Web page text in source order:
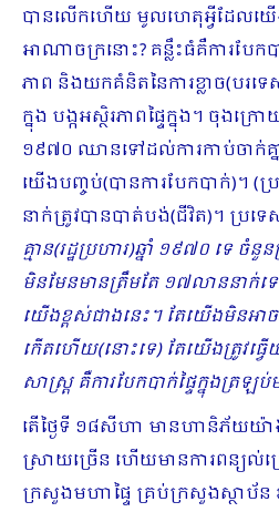
បានលើកហើយ មូលហេតុអ្វីដែលយ
អាណាចក្រនោះ? គន្លឹះធំគឺការបែក
ភាព និងយកគំនិតនៃការខ្លាច(បរ​ទ
ក្នុង បង្កអស្ថិរភាពផ្ទៃក្នុង។ ចុងក្រោ
១៩៧០ ឈានទៅដល់ការកាប់ចាក់គ្
យើងបញ្ចប់(បានការបែកបាក់)។ (
នាក់ត្រូវបានបាត់បង់(ជីវិត)។ ប្រទ
គ្មាន(រដ្ឋប្រហារ)ឆ្នាំ ១៩៧០ ទេ
មិនមែនមានត្រឹមតែ ១៧លាននាក់ទេ
យើងខ្ពស់ជាងនេះ។ តែយើងមិនអ
កើតហើយ(នោះទេ) តែយើងត្រូវធ្វ
សាស្រ្ត គឺការបែកបាក់ផ្ទៃក្នុងត្រឡ
តើថ្ងៃទី ១៨សីហា មានហានិភ័យយ៉ា
ស្រាយច្រើន ហើយមានការពន្យល់ច្រ
ក្រសួងមហាផ្ទៃ គ្រប់ក្រសួងស្ថាប័